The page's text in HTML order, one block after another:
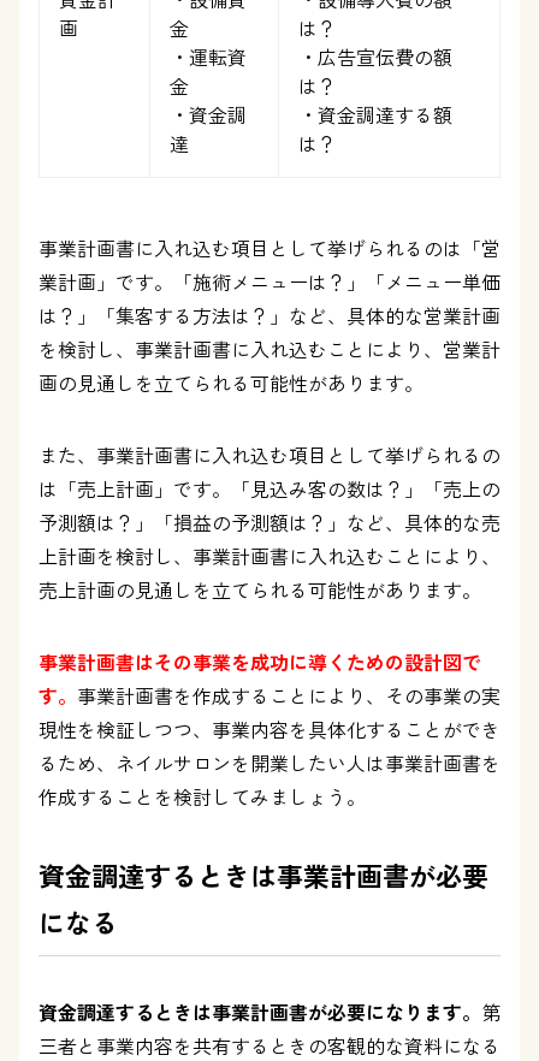
画
金
・運転資
金
・資金調
達
は？
・広告宣伝費の額
は？
・資金調達する額
は？
事業計画書に入れ込む項目として挙げられるのは「営
業計画」です。「施術メニューは？」「メニュー単価
は？」「集客する方法は？」など、具体的な営業計画
を検討し、事業計画書に入れ込むことにより、営業計
画の見通しを立てられる可能性があります。
また、事業計画書に入れ込む項目として挙げられるの
は「売上計画」です。「見込み客の数は？」「売上の
予測額は？」「損益の予測額は？」など、具体的な売
上計画を検討し、事業計画書に入れ込むことにより、
売上計画の見通しを立てられる可能性があります。
事業計画書はその事業を成功に導くための設計図で
す。 事業計画書を作成することにより、その事業の実
現性を検証しつつ、事業内容を具体化することができ
るため、ネイルサロンを開業したい人は事業計画書を
作成することを検討してみましょう。
資金調達するときは事業計画書が必要
になる
資金調達するときは事業計画書が必要になります。 第
三者と事業内容を共有するときの客観的な資料になる